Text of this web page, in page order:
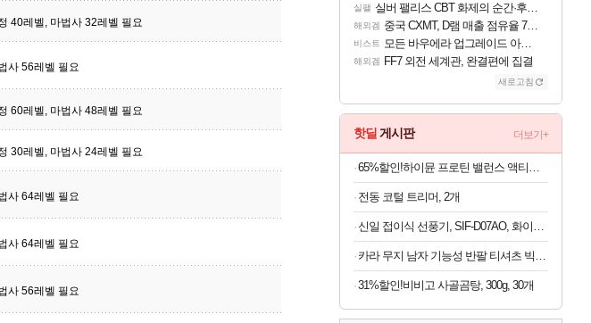
40레벨, 마법사 32레벨 필요
사 56레벨 필요
60레벨, 마법사 48레벨 필요
30레벨, 마법사 24레벨 필요
사 64레벨 필요
사 64레벨 필요
사 56레벨 필요
실팰 실버 팰리스 CBT 화제의 순간·후기 모음
해외겜 중국 CXMT, D램 매출 점유율 7%…글로벌 4위로 부상
비스트 모든 바우에라 업그레이드 아이템 획득 위치 공략 (89개)
해외겜 FF7 외전 세계관, 완결편에 집결
새로고침
핫딜 게시판 더보기+
65%할인!하이뮨 프로틴 밸런스 액티브 제로, 밀크쉐이크, 250ml, 18개
전동 코털 트리머, 2개
신일 접이식 선풍기, SIF-D07AO, 화이트, 1개
카라 무지 남자 기능성 반팔 티셔츠 빅사이즈
31%할인!비비고 사골곰탕, 300g, 30개